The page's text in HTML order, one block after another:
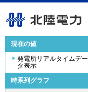
現在の値
発電所リアルタイムデー
タ表示
時系列グラフ